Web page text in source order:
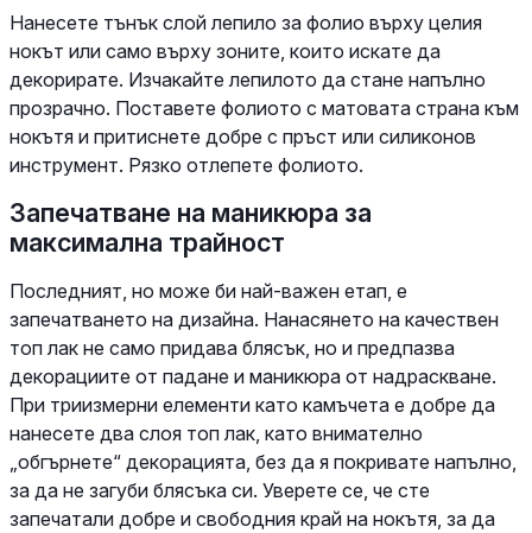
Нанесете тънък слой лепило за фолио върху целия
нокът или само върху зоните, които искате да
декорирате. Изчакайте лепилото да стане напълно
прозрачно. Поставете фолиото с матовата страна към
нокътя и притиснете добре с пръст или силиконов
инструмент. Рязко отлепете фолиото.
Запечатване на маникюра за
максимална трайност
Последният, но може би най-важен етап, е
запечатването на дизайна. Нанасянето на качествен
топ лак не само придава блясък, но и предпазва
декорациите от падане и маникюра от надраскване.
При триизмерни елементи като камъчета е добре да
нанесете два слоя топ лак, като внимателно
„обгърнете“ декорацията, без да я покривате напълно,
за да не загуби блясъка си. Уверете се, че сте
запечатали добре и свободния край на нокътя, за да